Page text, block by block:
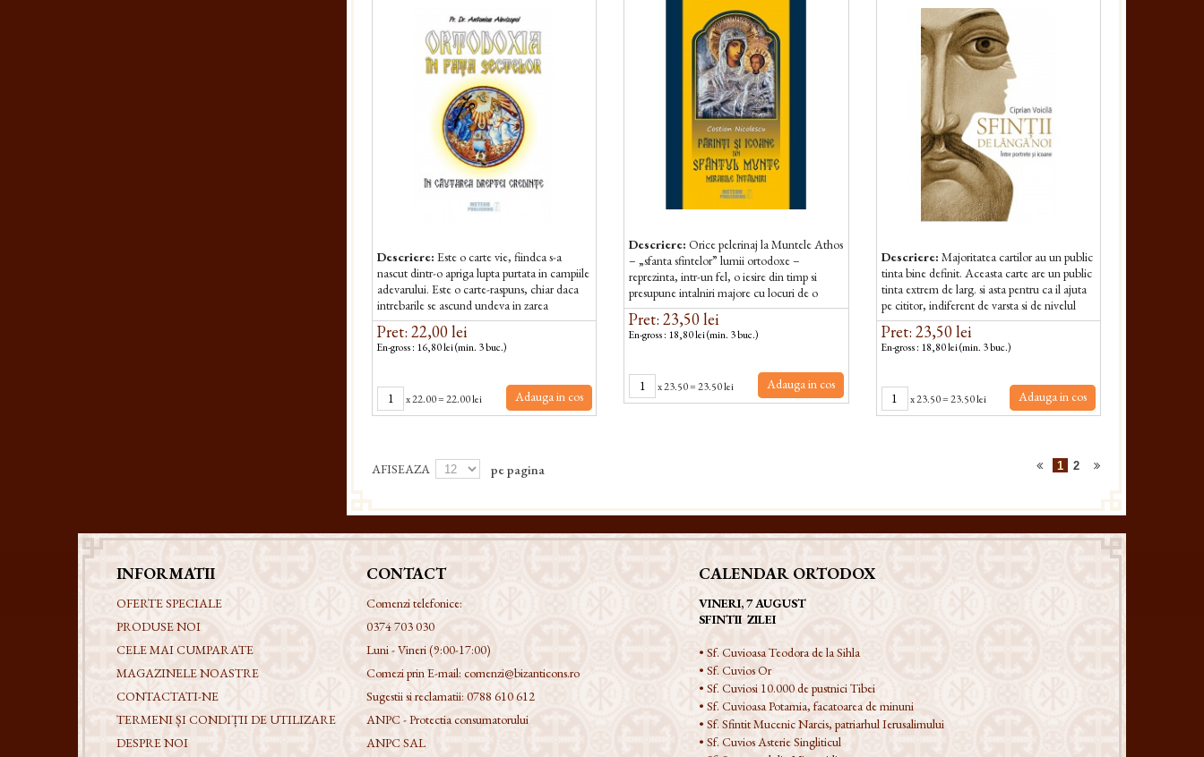
Descriere: Este o carte vie, fiindca s-a
nascut dintr-o apriga lupta purtata in campiile
adevarului. Este o carte-raspuns, chiar daca
intrebarile se ascund undeva in zarea
incarcata de amenintari, ce...
Pret: 22,00 lei
En-gross : 16,80 lei (min. 3 buc.)
x22.00=22.00 lei Adauga in cos
Descriere:Orice pelerinaj la Muntele Athos
– „sfanta sfintelor” lumii ortodoxe –
reprezinta, intr-un fel, o iesire din timp si
presupune intalniri majore cu locuri de o
covarsitoare frumusete, cu odoare...
Pret: 23,50 lei
En-gross : 18,80 lei (min. 3 buc.)
x23.50=23.50 lei Adauga in cos
Descriere: Majoritatea cartilor au un public
tinta bine definit. Aceasta carte are un public
tinta extrem de larg. si asta pentru ca il ajuta
pe cititor, indiferent de varsta si de nivelul
intelectual pe care...
Pret: 23,50 lei
En-gross : 18,80 lei (min. 3 buc.)
x23.50=23.50 lei Adauga in cos
AFISEAZA pe pagina 1 2
INFORMATII
OFERTE SPECIALE
PRODUSE NOI
CELE MAI CUMPARATE
MAGAZINELE NOASTRE
CONTACTATI-NE
TERMENI ȘI CONDIȚII DE UTILIZARE
DESPRE NOI
CONTACT
Comenzi telefonice:
0374 703 030
Luni - Vineri (9:00-17:00)
Comezi prin E-mail: comenzi@bizanticons.ro
Sugestii si reclamatii: 0788 610 612
ANPC - Protectia consumatorului
ANPC SAL
CALENDAR ORTODOX
VINERI, 7 AUGUST
SFINTII ZILEI
• Sf. Cuvioasa Teodora de la Sihla
• Sf. Cuvios Or
• Sf. Cuviosi 10.000 de pustnici Tibei
• Sf. Cuvioasa Potamia, facatoarea de minuni
• Sf. Sfintit Mucenic Narcis, patriarhul Ierusalimului
• Sf. Cuvios Asterie Singliticul